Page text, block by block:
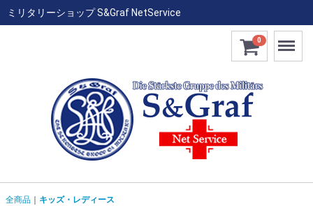
ミリタリーショップ S&Graf NetService
0 Menu
全商品 キッズ・レディース